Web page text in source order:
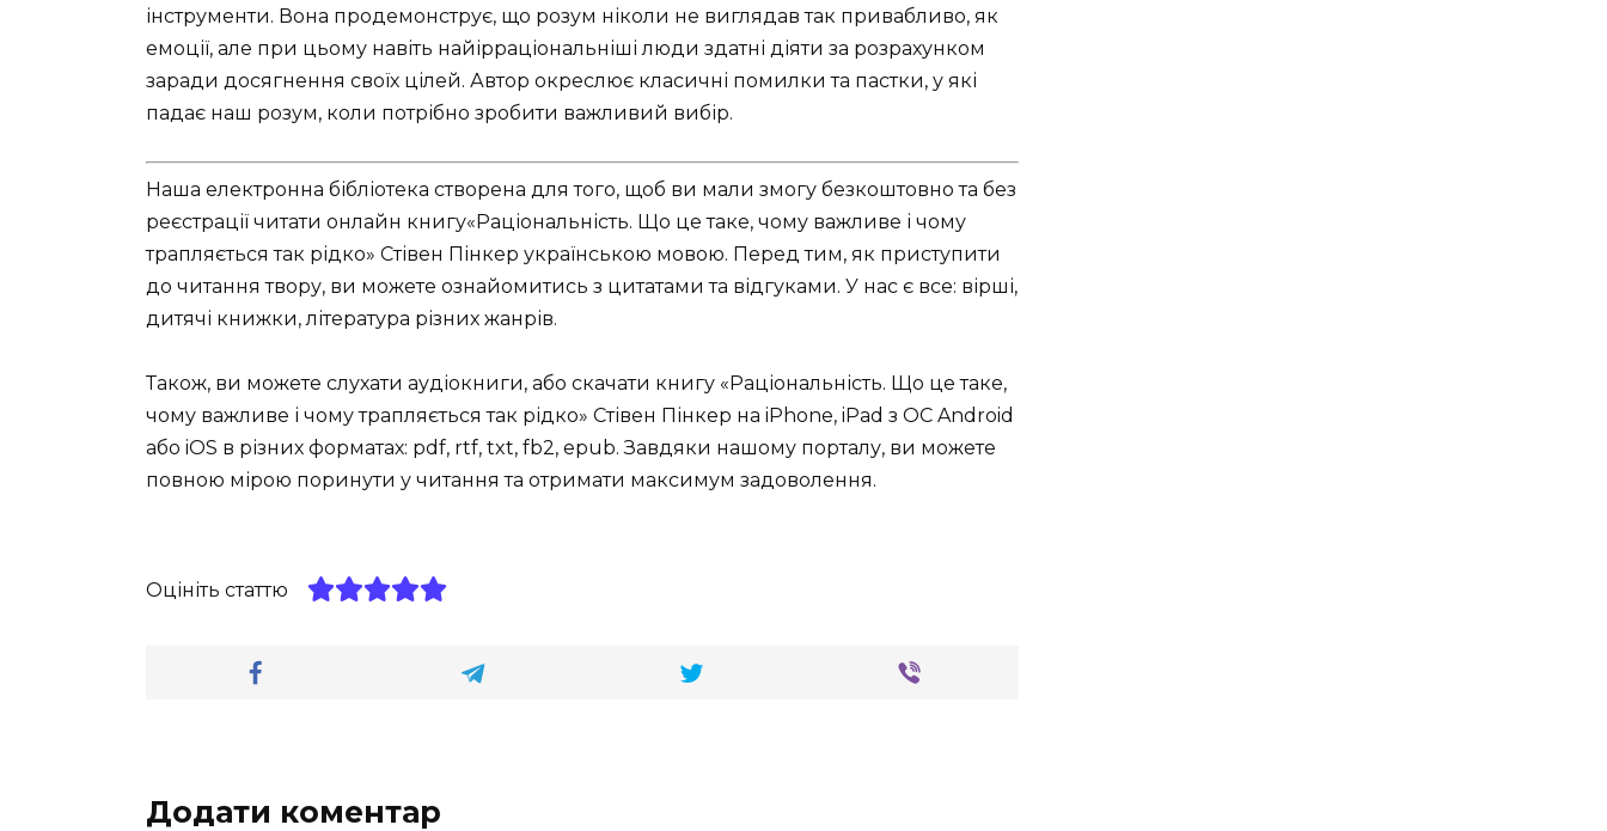
інструменти. Вона продемонструє, що розум ніколи не виглядав так привабливо, як
емоції, але при цьому навіть найірраціональніші люди здатні діяти за розрахунком
заради досягнення своїх цілей. Автор окреслює класичні помилки та пастки, у які
падає наш розум, коли потрібно зробити важливий вибір.
Наша електронна бібліотека створена для того, щоб ви мали змогу безкоштовно та без
реєстрації читати онлайн книгу«Раціональність. Що це таке, чому важливе і чому
трапляється так рідко» Стівен Пінкер українською мовою. Перед тим, як приступити
до читання твору, ви можете ознайомитись з цитатами та відгуками. У нас є все: вірші,
дитячі книжки, література різних жанрів.
Також, ви можете слухати аудіокниги, або скачати книгу «Раціональність. Що це таке,
чому важливе і чому трапляється так рідко» Стівен Пінкер на iPhone, iPad з ОС Android
або iOS в різних форматах: pdf, rtf, txt, fb2, epub. Завдяки нашому порталу, ви можете
повною мірою поринути у читання та отримати максимум задоволення.
Оцініть статтю
Додати коментар